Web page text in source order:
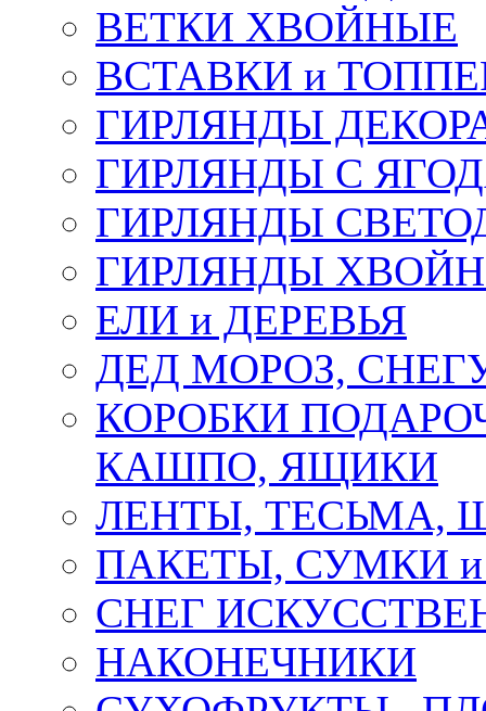
ВЕТКИ ХВОЙНЫЕ
ВСТАВКИ и
ГИРЛЯНДЫ
ГИРЛЯНДЫ С
ГИРЛЯНДЫ
ГИРЛЯНДЫ
ЕЛИ и ДЕРЕВЬЯ
ДЕД МОРОЗ,
КОРОБКИ
КАШПО, ЯЩИКИ
ЛЕНТЫ, ТЕСЬМА,
ПАКЕТЫ, СУМКИ
СНЕГ
НАКОНЕЧНИКИ